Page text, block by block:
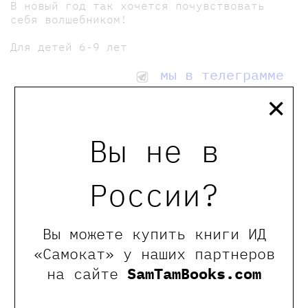
Вы не в
России?
Вы можете купить книги ИД
«Самокат» у наших партнеров
на сайте SamTamBooks.com
×
В новый год так хочется почувствовать
себя волшебником!
Для детей 6-9 лет
мы в телеграмме
Отзывы
Оставить отзыв
оставлять только зарегистрированные пользователи
сайта